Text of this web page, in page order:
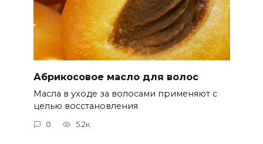
Абрикосовое масло для волос
Масла в уходе за волосами применяют с
целью восстановления
0 5.2к.